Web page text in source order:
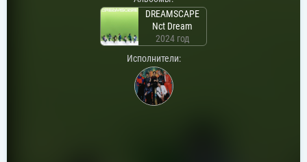
DREAMSCAPE
Nct Dream
2024 год
Исполнители: